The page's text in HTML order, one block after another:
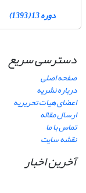
دوره 13 (1393)
دسترسی سریع
صفحه اصلی
درباره نشریه
اعضای هیات تحریریه
ارسال مقاله
تماس با ما
نقشه سایت
آخرین اخبار